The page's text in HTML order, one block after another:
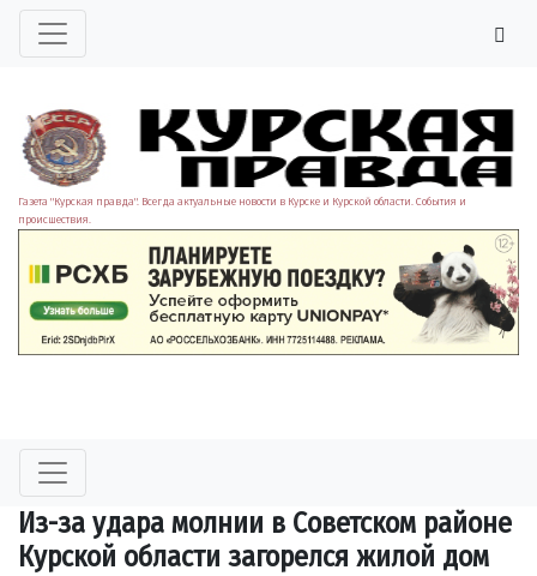
Газета "Курская правда". Всегда актуальные новости в Курске и Курской области. События и
происшествия.
Из-за удара молнии в Советском районе
Курской области загорелся жилой дом